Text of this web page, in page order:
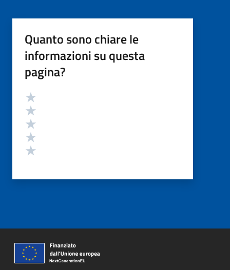
Quanto sono chiare le
informazioni su questa
pagina?
Valutazione